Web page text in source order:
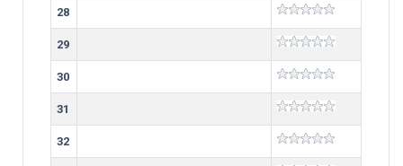
28
29
30
31
32